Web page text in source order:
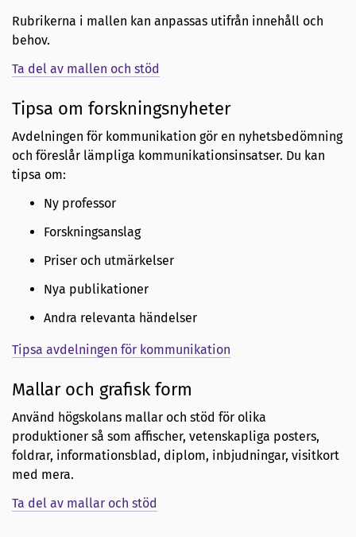
Rubrikerna i mallen kan anpassas utifrån innehåll och
behov.
Ta del av mallen och stöd
Tipsa om forskningsnyheter
Avdelningen för kommunikation gör en nyhetsbedömning
och föreslår lämpliga kommunikationsinsatser. Du kan
tipsa om:
Ny professor
Forskningsanslag
Priser och utmärkelser
Nya publikationer
Andra relevanta händelser
Tipsa avdelningen för kommunikation
Mallar och grafisk form
Använd högskolans mallar och stöd för olika
produktioner så som affischer, vetenskapliga posters,
foldrar, informationsblad, diplom, inbjudningar, visitkort
med mera.
Ta del av mallar och stöd